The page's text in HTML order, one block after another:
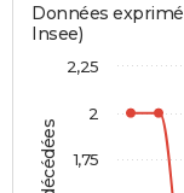
Données
Insee)
1,75
2
2,25